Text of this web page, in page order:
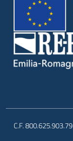
C.F. 800.625.903.79